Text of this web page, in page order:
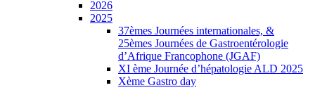
2026
2025
37èmes Journées internationales, &
25èmes Journées de Gastroentérologie
d’Afrique Francophone (JGAF)
XI ème Journée d’hépatologie ALD 2025
Xème Gastro day